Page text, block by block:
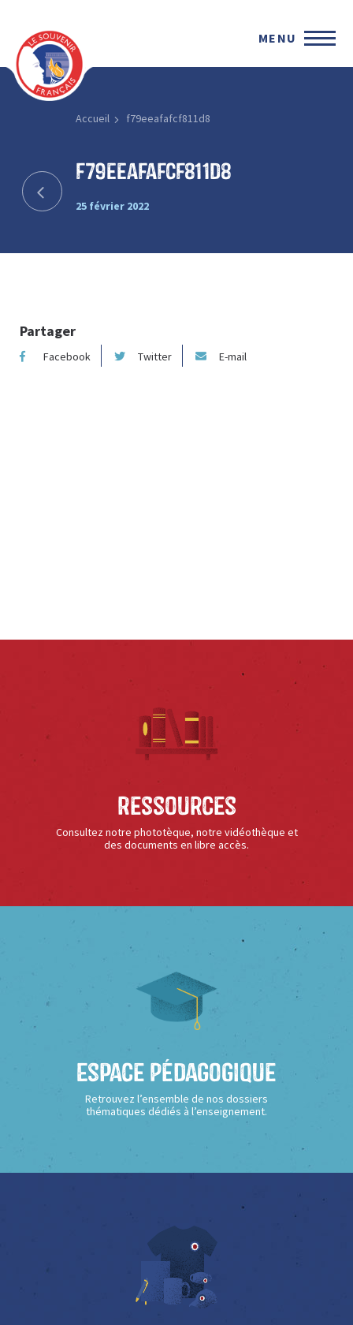
MENU
Accueil f79eeafafcf811d8
f79eeafafcf811d8
25 février 2022
Partager
Facebook Twitter E-mail
Ressources
Consultez notre phototèque, notre vidéothèque et
des documents en libre accès.
Espace Pédagogique
Retrouvez l’ensemble de nos dossiers
thématiques dédiés à l’enseignement.